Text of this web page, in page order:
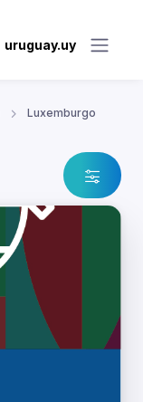
uruguay.uy
Luxemburgo